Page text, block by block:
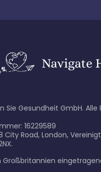
Sie Gesundheit GmbH. Alle
16229589
City Road, London,
Großbritannien